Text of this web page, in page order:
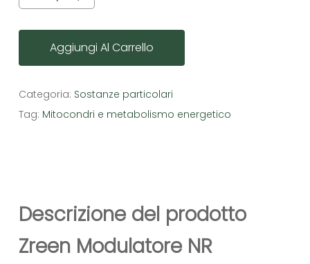
Aggiungi Al Carrello
Categoria: Sostanze particolari
Tag: Mitocondri e metabolismo energetico
Descrizione del prodotto
Zreen Modulatore NR